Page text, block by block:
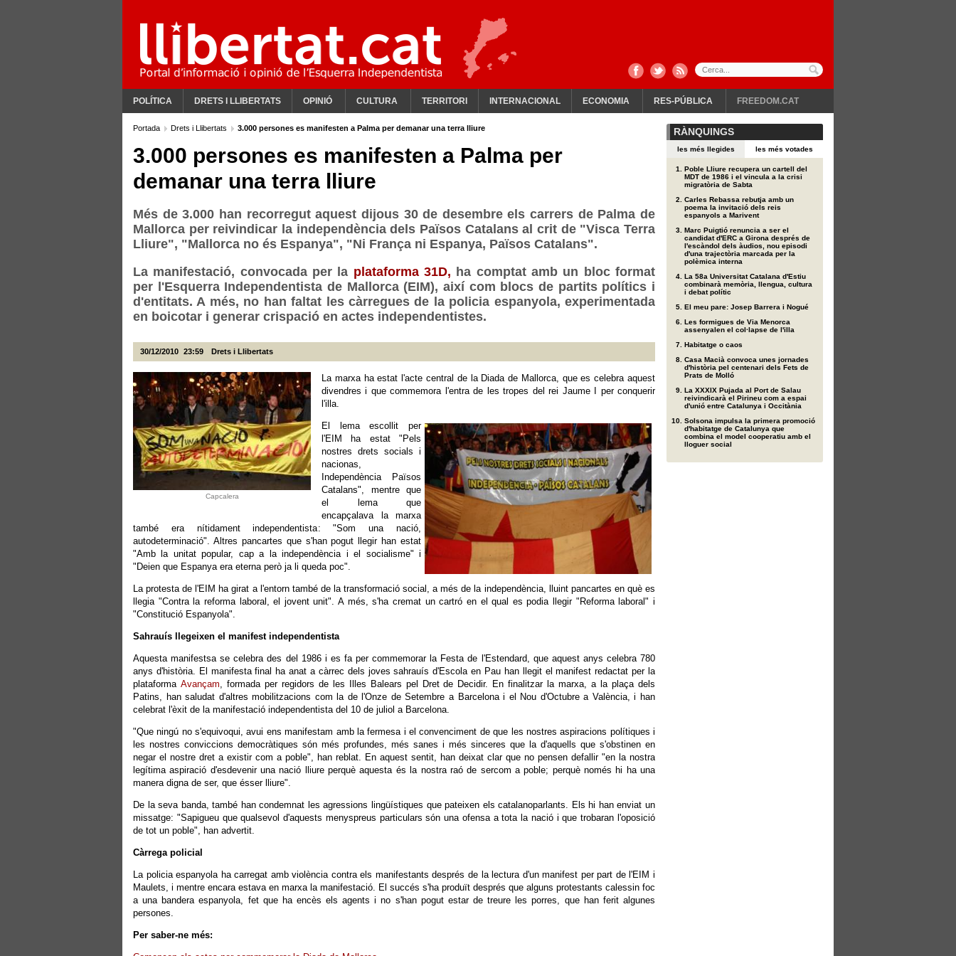
POLÍTICA DRETS I LLIBERTATS OPINIÓ CULTURA TERRITORI INTERNACIONAL ECONOMIA RES-PÚBLICA FREEDOM.CAT
Portada Drets i Llibertats 3.000 persones es manifesten a Palma per demanar una terra lliure
3.000 persones es manifesten a Palma per
demanar una terra lliure
Més de 3.000 han recorregut aquest dijous 30 de desembre els carrers de Palma de
Mallorca per reivindicar la independència dels Països Catalans al crit de "Visca Terra
Lliure", "Mallorca no és Espanya", "Ni França ni Espanya, Països Catalans".
La manifestació, convocada per la plataforma 31D, ha comptat amb un bloc format
per l'Esquerra Independentista de Mallorca (EIM), així com blocs de partits polítics i
d'entitats. A més, no han faltat les càrregues de la policia espanyola, experimentada
en boicotar i generar crispació en actes independentistes.
30/12/2010 23:59 Drets i Llibertats
Capcalera
La marxa ha estat l'acte central de la Diada de Mallorca, que es celebra aquest
divendres i que commemora l'entra de les tropes del rei Jaume I per conquerir
l'illa.
El lema escollit per
l'EIM ha estat "Pels
nostres drets socials i
nacionas,
Independència Països
Catalans", mentre que
el lema que
encapçalava la marxa
també era nítidament independentista: "Som una nació,
autodeterminació". Altres pancartes que s'han pogut llegir han estat
"Amb la unitat popular, cap a la independència i el socialisme" i
"Deien que Espanya era eterna però ja li queda poc".
La protesta de l'EIM ha girat a l'entorn també de la transformació social, a més de la independència, lluint pancartes en què es
llegia "Contra la reforma laboral, el jovent unit". A més, s'ha cremat un cartró en el qual es podia llegir "Reforma laboral" i
"Constitució Espanyola".
Sahrauís llegeixen el manifest independentista
Aquesta manifestsa se celebra des del 1986 i es fa per commemorar la Festa de l'Estendard, que aquest anys celebra 780
anys d'història. El manifesta final ha anat a càrrec dels joves sahrauís d'Escola en Pau han llegit el manifest redactat per la
plataforma Avançam, formada per regidors de les Illes Balears pel Dret de Decidir. En finalitzar la marxa, a la plaça dels
Patins, han saludat d'altres mobilitzacions com la de l'Onze de Setembre a Barcelona i el Nou d'Octubre a València, i han
celebrat l'èxit de la manifestació independentista del 10 de juliol a Barcelona.
"Que ningú no s'equivoqui, avui ens manifestam amb la fermesa i el convenciment de que les nostres aspiracions polítiques i
les nostres conviccions democràtiques són més profundes, més sanes i més sinceres que la d'aquells que s'obstinen en
negar el nostre dret a existir com a poble", han reblat. En aquest sentit, han deixat clar que no pensen defallir "en la nostra
legítima aspiració d'esdevenir una nació lliure perquè aquesta és la nostra raó de sercom a poble; perquè només hi ha una
manera digna de ser, que ésser lliure".
De la seva banda, també han condemnat les agressions lingüístiques que pateixen els catalanoparlants. Els hi han enviat un
missatge: "Sapigueu que qualsevol d'aquests menyspreus particulars són una ofensa a tota la nació i que trobaran l'oposició
de tot un poble", han advertit.
Càrrega policial
La policia espanyola ha carregat amb violència contra els manifestants després de la lectura d'un manifest per part de l'EIM i
Maulets, i mentre encara estava en marxa la manifestació. El succés s'ha produït després que alguns protestants calessin foc
a una bandera espanyola, fet que ha encès els agents i no s'han pogut estar de treure les porres, que han ferit algunes
persones.
Per saber-ne més:
RÀNQUINGS
les més llegides les més votades
Poble Lliure recupera un cartell del
MDT de 1986 i el vincula a la crisi
migratòria de Sabta
Carles Rebassa rebutja amb un
poema la invitació dels reis
espanyols a Marivent
Marc Puigtió renuncia a ser el
candidat d'ERC a Girona després de
l'escàndol dels àudios, nou episodi
d'una trajectòria marcada per la
polèmica interna
La 58a Universitat Catalana d'Estiu
combinarà memòria, llengua, cultura
i debat polític
El meu pare: Josep Barrera i Nogué
Les formigues de Via Menorca
assenyalen el col·lapse de l'illa
Habitatge o caos
Casa Macià convoca unes jornades
d'història pel centenari dels Fets de
Prats de Molló
La XXXIX Pujada al Port de Salau
reivindicarà el Pirineu com a espai
d'unió entre Catalunya i Occitània
Solsona impulsa la primera promoció
d'habitatge de Catalunya que
combina el model cooperatiu amb el
lloguer social